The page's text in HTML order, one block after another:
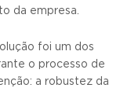
da empresa.
foi um dos
o processo de
a robustez da